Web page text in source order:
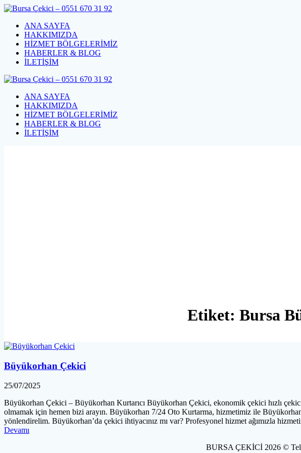
Skip
contentANA SAYFA
HAKKIMIZDA
HİZMET BÖLGELERİMİZ
HABERLER & BLOG
İLETİŞİM
ANA SAYFA
HAKKIMIZDA
HİZMET BÖLGELERİMİZ
HABERLER & BLOG
İLETİŞİM
Etiket: Bursa
Büyükorhan Çekici
25/07/2025
Büyükorhan Çekici – Büyükorhan Kurtarıcı Büyükorhan Çekici, ekonomik çekici hızlı
olmamak için hemen bizi arayın. Büyükorhan 7/24 Oto Kurtarma, hizmetimiz ile
yönlendirelim. Büyükorhan’da çekici ihtiyacınız mı var? Profesyonel hizmet ağımızla
Devamı
BURSA ÇEKİCİ 2026 © Telif